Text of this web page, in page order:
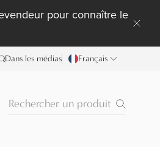
pour connaître le
Dans les médias Français